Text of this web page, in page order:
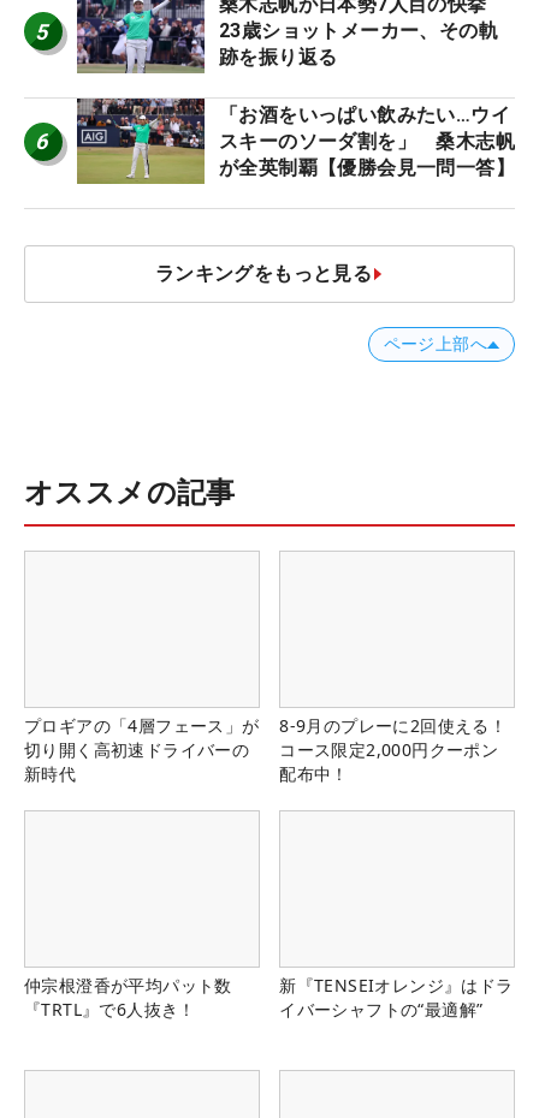
5
23歳ショットメーカー、その軌
跡を振り返る
6
「お酒をいっぱい飲みたい…ウイ
スキーのソーダ割を」 桑木志帆
が全英制覇【優勝会見一問一答】
ランキングをもっと見る
ページ上部へ
オススメの記事
プロギアの「4層フェース」が
切り開く高初速ドライバーの
新時代
8-9月のプレーに2回使える！
コース限定2,000円クーポン
配布中！
仲宗根澄香が平均パット数
『TRTL』で6人抜き！
新『TENSEIオレンジ』はドラ
イバーシャフトの“最適解”